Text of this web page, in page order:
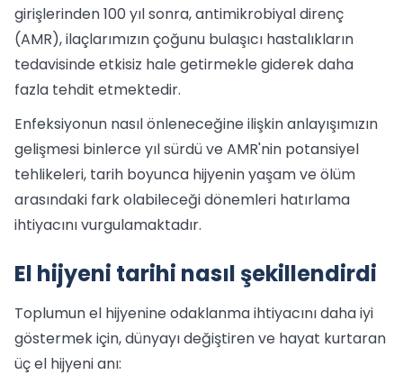
girişlerinden 100 yıl sonra, antimikrobiyal direnç
(AMR), ilaçlarımızın çoğunu bulaşıcı hastalıkların
tedavisinde etkisiz hale getirmekle giderek daha
fazla tehdit etmektedir.
Enfeksiyonun nasıl önleneceğine ilişkin anlayışımızın
gelişmesi binlerce yıl sürdü ve AMR'nin potansiyel
tehlikeleri, tarih boyunca hijyenin yaşam ve ölüm
arasındaki fark olabileceği dönemleri hatırlama
ihtiyacını vurgulamaktadır.
El hijyeni tarihi nasıl şekillendirdi
Toplumun el hijyenine odaklanma ihtiyacını daha iyi
göstermek için, dünyayı değiştiren ve hayat kurtaran
üç el hijyeni anı: